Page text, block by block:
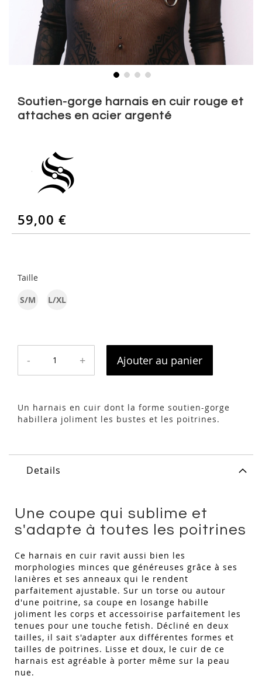
the
beginning
gallery
Soutien-gorge harnais en cuir rouge et
attaches en acier argenté
59,00 €
Taille
S/M
L/XL
- + Ajouter au panier
Un harnais en cuir dont la forme soutien-gorge
habillera joliment les bustes et les poitrines.
Details
Une coupe qui sublime et
s'adapte à toutes les poitrines
Ce harnais en cuir ravit aussi bien les
morphologies minces que généreuses grâce à ses
lanières et ses anneaux qui le rendent
parfaitement ajustable. Sur un torse ou autour
d'une poitrine, sa coupe en losange habille
joliment les corps et accessoirise parfaitement les
tenues pour une touche fetish. Décliné en deux
tailles, il sait s'adapter aux différentes formes et
tailles de poitrines. Lisse et doux, le cuir de ce
harnais est agréable à porter même sur la peau
nue.